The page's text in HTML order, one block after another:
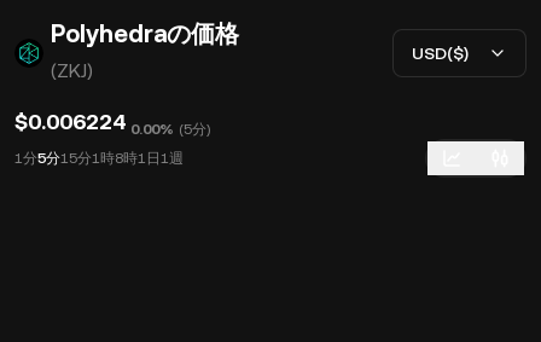
Polyhedraの価格
(ZKJ)
USD($)
$0.006224 0.00% (5分)
1分5分15分1時8時1日 1週